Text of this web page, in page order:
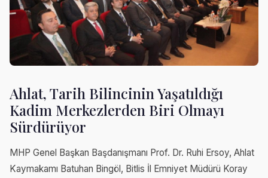
Ahlat, Tarih Bilincinin Yaşatıldığı
Kadim Merkezlerden Biri Olmayı
Sürdürüyor
MHP Genel Başkan Başdanışmanı Prof. Dr. Ruhi Ersoy, Ahlat
Kaymakamı Batuhan Bingöl, Bitlis İl Emniyet Müdürü Koray